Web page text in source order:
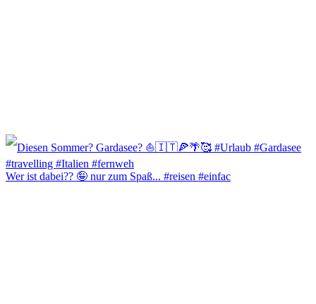
Wer ist dabei?? 🤪 nur zum Spaß... #reisen #einfac